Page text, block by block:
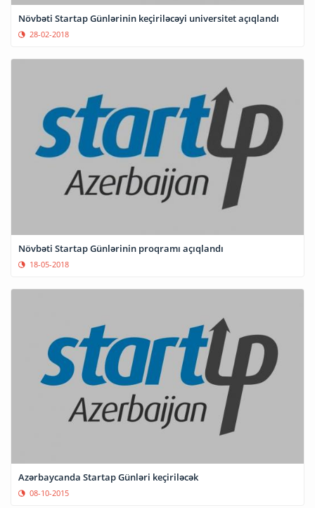
Növbəti Startap Günlərinin keçiriləcəyi universitet açıqlandı
28-02-2018
Növbəti Startap Günlərinin proqramı açıqlandı
18-05-2018
Azərbaycanda Startap Günləri keçiriləcək
08-10-2015